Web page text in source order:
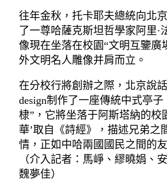
往年金秋，托卡耶夫總統向北
了一尊哈薩克斯坦哲學家阿里·
像現在坐落在校園“文明互鑒廣
外文明名人雕像并肩而立。
在分校行將創辦之際，北京說
design制作了一座傳統中式亭子
棣”，它將坐落于阿斯塔納的校
華’取自《詩經》，描述兄弟之
情，正如中哈兩國國民之間的
（介入記者：馬崢、繆曉娟、
魏夢佳）